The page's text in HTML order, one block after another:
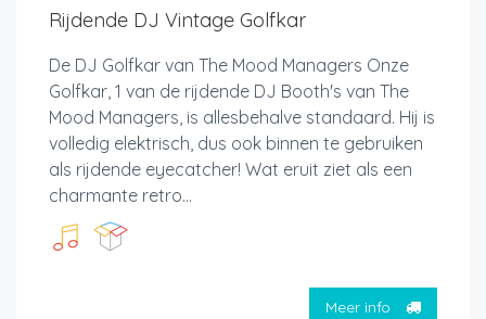
Rijdende DJ Vintage Golfkar
De DJ Golfkar van The Mood Managers Onze
Golfkar, 1 van de rijdende DJ Booth's van The
Mood Managers, is allesbehalve standaard. Hij is
volledig elektrisch, dus ook binnen te gebruiken
als rijdende eyecatcher! Wat eruit ziet als een
charmante retro...
Meer info